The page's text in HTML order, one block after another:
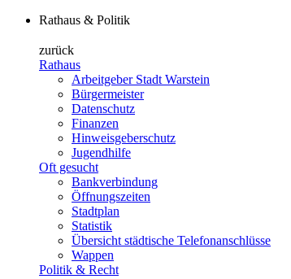
Rathaus & Politik
zurück
Rathaus
Arbeitgeber Stadt Warstein
Bürgermeister
Datenschutz
Finanzen
Hinweisgeberschutz
Jugendhilfe
Oft gesucht
Bankverbindung
Öffnungszeiten
Stadtplan
Statistik
Übersicht städtische Telefonanschlüsse
Wappen
Politik & Recht